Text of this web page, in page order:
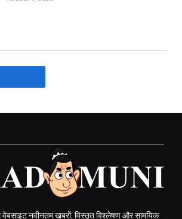
वेबसाइट नवीनतम ख़बरों, विस्तृत विश्लेषण और सामयिक